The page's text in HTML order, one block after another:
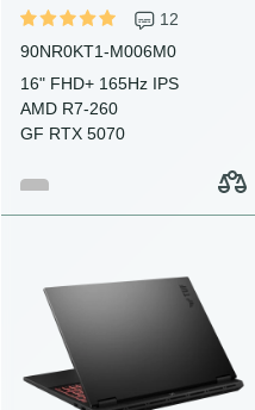
12
90NR0KT1-M006M0
16" FHD+ 165Hz IPS
AMD R7-260
GF RTX 5070